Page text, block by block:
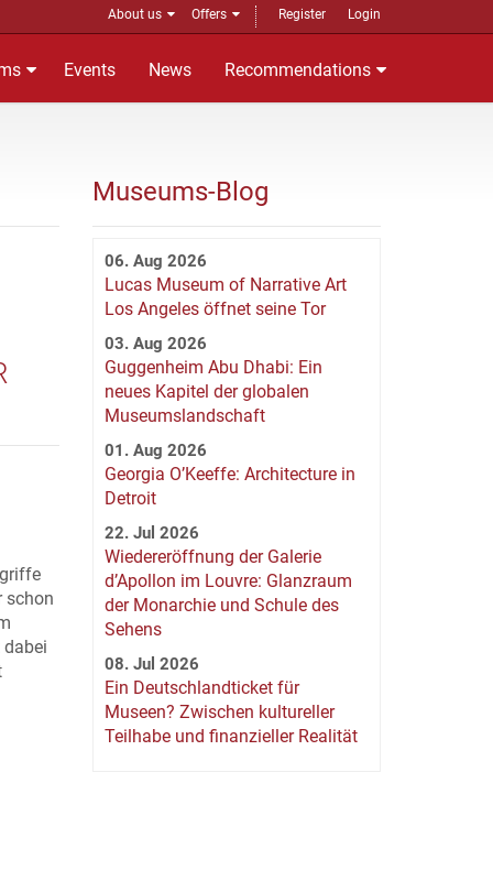
About us Offers Register Login
Events News Recommendations
schon
Museums-Blog
06. Aug 2026
Lucas Museum of Narrative Art
Los Angeles öffnet seine Tor
03. Aug 2026
Guggenheim Abu Dhabi: Ein
neues Kapitel der globalen
Museumslandschaft
01. Aug 2026
Georgia O’Keeffe: Architecture in
Detroit
22. Jul 2026
Wiedereröffnung der Galerie
d’Apollon im Louvre: Glanzraum
der Monarchie und Schule des
Sehens
08. Jul 2026
Ein Deutschlandticket für
Museen? Zwischen kultureller
Teilhabe und finanzieller Realität